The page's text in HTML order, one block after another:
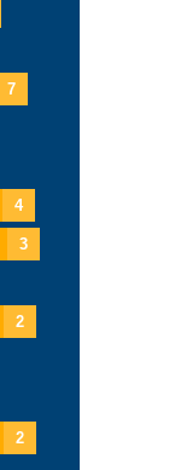
7
4
3
2
2